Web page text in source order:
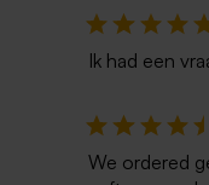
Ik had een
We ordered